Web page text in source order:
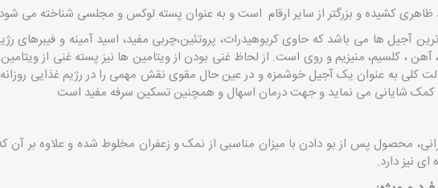
ظاهری کشیده و بزرگتر از سایر ارقام است و به عنوان پسته لوکس و مجلسی شناخته می
آجیل ها می باشد که حاوی کربوهیدرات، پروتئین،چربی مفید، اسید آمینه و فیبرهای
آهن ، کلسیم، منیزیم و روی است. از لحاظ غنی بودن از ویتامین ها نیز پسته غنی از
کلی به عنوان یک آجیل خوشمزه و در عین حال مقوی نقش مهمی را در رژیم غذایی
شایانی می نماید و جهت درمان اسهال و همچنین تسکین سرفه مفید است
محصول پس از بو دادن با میزان مناسبی از نمک و زعفران مخلوط شده و علاوه بر
ای نیز دارد.